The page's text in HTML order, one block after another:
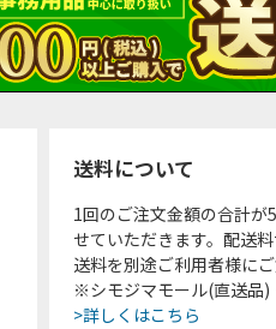
送料について
1回のご注文金額の合計
せていただきます。配送
送料を別途ご利用者様にご
※シモジマモール(直送品)
>詳しくはこちら